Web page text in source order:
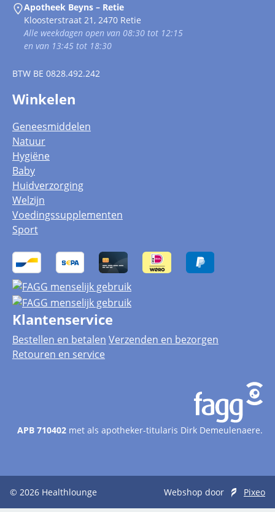
Apotheek Beyns – Retie
Kloosterstraat 21, 2470 Retie
Alle weekdagen open van 08:30 tot 12:15
en van 13:45 tot 18:30
BTW BE 0828.492.242
Winkelen
Geneesmiddelen
Natuur
Hygiëne
Baby
Huidverzorging
Welzijn
Voedingssupplementen
Sport
Klantenservice
Bestellen en betalen Verzenden en bezorgen
Retouren en service
APB 710402 met als apotheker-titularis Dirk Demeulenaere.
© 2026 Healthlounge Webshop door Pixeo